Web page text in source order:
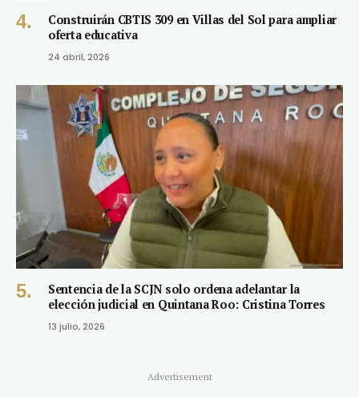
Construirán CBTIS 309 en Villas del Sol para ampliar
oferta educativa
24 abril, 2026
Sentencia de la SCJN solo ordena adelantar la
elección judicial en Quintana Roo: Cristina Torres
13 julio, 2026
Advertisement